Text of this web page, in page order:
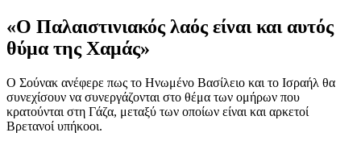
«Ο Παλαιστινιακός λαός είναι και αυτός
θύμα της Χαμάς»
Ο Σούνακ ανέφερε πως το Ηνωμένο Βασίλειο και το Ισραήλ θα
συνεχίσουν να συνεργάζονται στο θέμα των ομήρων που
κρατούνται στη Γάζα, μεταξύ των οποίων είναι και αρκετοί
Βρετανοί υπήκοοι.